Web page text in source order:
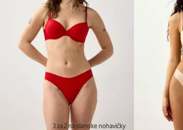
3 za 2 na dámske nohavičky